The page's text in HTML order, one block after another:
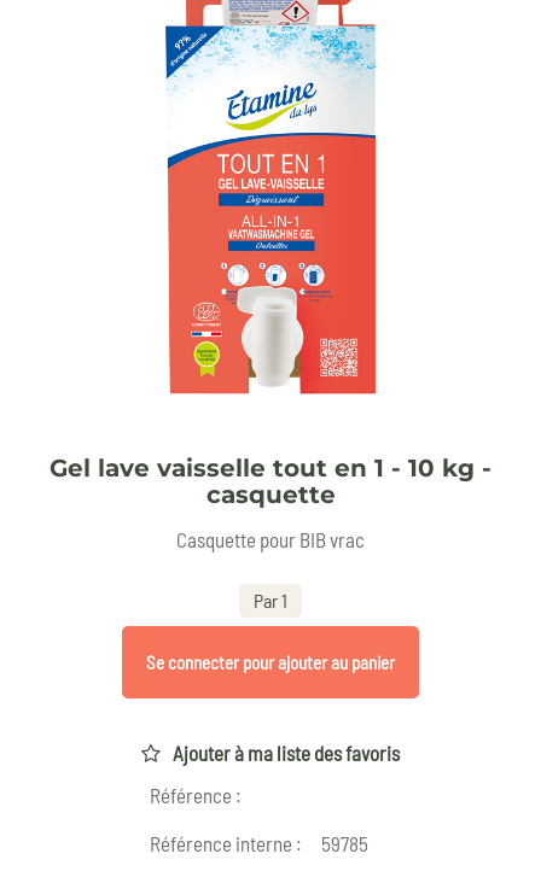
Gel lave vaisselle tout en 1 - 10 kg -
casquette
Casquette pour BIB vrac
Par 1
Se connecter pour ajouter au panier
Ajouter à ma liste des favoris
Référence :
Référence interne :
59785